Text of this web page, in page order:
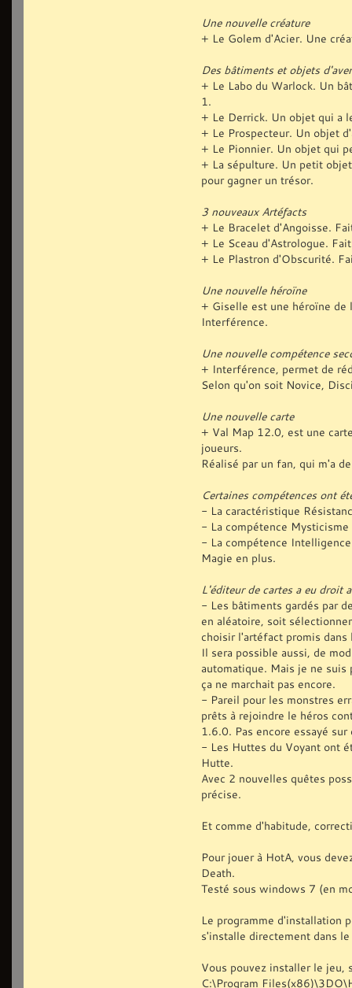
Une nouvelle créature
+ Le Golem d'Acier. Une
Des bâtiments et objets
+ Le Labo du Warlock. Un
1.
+ Le Derrick. Un objet qui a
+ Le Prospecteur. Un objet
+ Le Pionnier. Un objet qui
+ La sépulture. Un petit
pour gagner un trésor.
3 nouveaux Artéfacts
+ Le Bracelet d'Angoisse.
+ Le Sceau d'Astrologue.
+ Le Plastron d'Obscurité.
Une nouvelle héroïne
+ Giselle est une héroïne de
Interférence.
Une nouvelle compétence
+ Interférence, permet de
Selon qu'on soit Novice,
Une nouvelle carte
+ Val Map 12.0, est une
joueurs.
Réalisé par un fan, qui m'a
Certaines compétences ont
- La caractéristique
- La compétence
- La compétence
Magie en plus.
L'éditeur de cartes a eu droit
- Les bâtiments gardés par
en aléatoire, soit
choisir l'artéfact promis dans
Il sera possible aussi, de
automatique. Mais je ne
ça ne marchait pas encore.
- Pareil pour les monstres
prêts à rejoindre le héros
1.6.0. Pas encore essayé
- Les Huttes du Voyant ont
Hutte.
Avec 2 nouvelles quêtes
précise.
Et comme d'habitude,
Pour jouer à HotA, vous
Death.
Testé sous windows 7 (en
Le programme d'installation
s'installe directement dans
Vous pouvez installer le jeu,
C:\Program